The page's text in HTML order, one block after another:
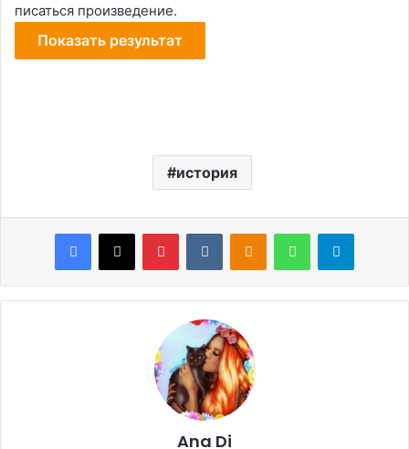
писаться произведение.
история
Ana Di